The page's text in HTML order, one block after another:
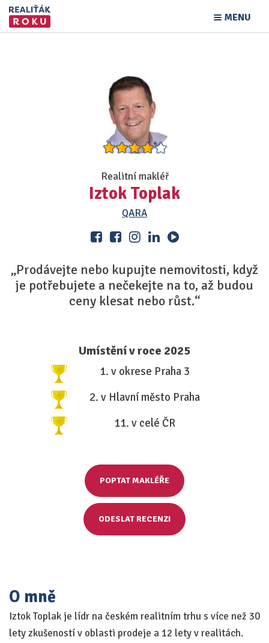
MENU
Realitní makléř
Iztok Toplak
QARA
„Prodávejte nebo kupujte nemovitosti, když
je potřebujete a nečekejte na to, až budou
ceny klesat nebo růst.“
Umístění v roce 2025
1. v okrese Praha 3
2. v Hlavní město Praha
11. v celé ČR
POPTAT MAKLÉŘE
ODESLAT RECENZI
O mně
Iztok Toplak je lídr na českém realitním trhu s více než 30
lety zkušeností v oblasti prodeje a 12 lety v realitách.